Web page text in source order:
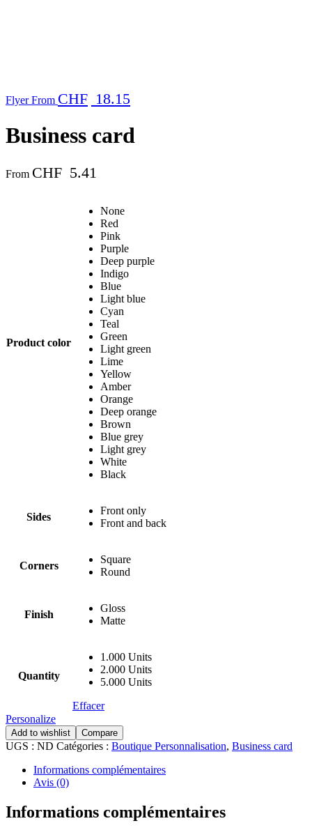
Flyer From CHF 18.15
Business card
From CHF 5.41
Product color
None
Red
Pink
Purple
Deep purple
Indigo
Blue
Light blue
Cyan
Teal
Green
Light green
Lime
Yellow
Amber
Orange
Deep orange
Brown
Blue grey
Light grey
White
Black
Sides
Front only
Front and back
Corners
Square
Round
Finish
Gloss
Matte
Quantity
1.000 Units
2.000 Units
5.000 Units
Effacer
Personalize
Add to wishlist Compare
UGS : ND Catégories : Boutique Personnalisation, Business card
Informations complémentaires
Avis (0)
Informations complémentaires